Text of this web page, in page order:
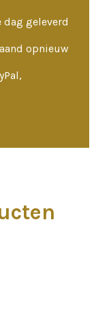
dag geleverd
opnieuw